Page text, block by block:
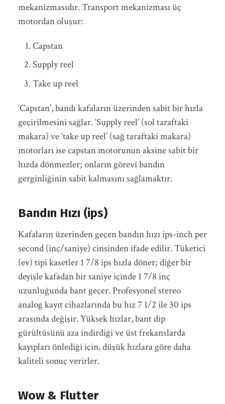
mekanizmasıdır. Transport mekanizması üç
motordan oluşur:
Capstan
Supply reel
Take up reel
‘Capstan’, bandı kafaların üzerinden sabit bir hızla
geçirilmesini sağlar. ‘Supply reel’ (sol taraftaki
makara) ve ‘take up reel’ (sağ taraftaki makara)
motorları ise capstan motorunun aksine sabit bir
hızda dönmezler; onların görevi bandın
gerginliğinin sabit kalmasını sağlamaktır.
Bandın Hızı (ips)
Kafaların üzerinden geçen bandın hızı ips-inch per
second (inç/saniye) cinsinden ifade edilir. Tüketici
(ev) tipi kasetler 1 7/8 ips hızla döner; diğer bir
deyişle kafadan bir saniye içinde 1 7/8 inç
uzunluğunda bant geçer. Profesyonel stereo
analog kayıt cihazlarında bu hız 7 1/2 ile 30 ips
arasında değişir. Yüksek hızlar, bant dip
gürültüsünü aza indirdiği ve üst frekanslarda
kayıpları önlediği için, düşük hızlara göre daha
kaliteli sonuç verirler.
Wow & Flutter